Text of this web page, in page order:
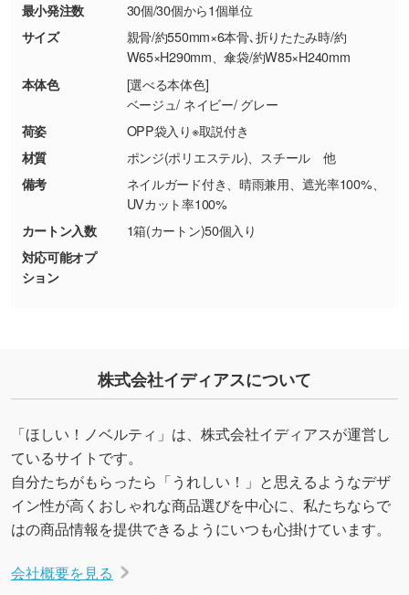
DIC・PANTONEなどのカラーチップの指定や、
現物支給による色指定も承っております。→詳
・背景がある画像からキャラクター部分だけを
使いたいです
シンプルな背景のデータや、使いたいキャラク
ター部分の輪郭がはっきりしているデータは切
り抜き処理が可能です。→詳しく見る
・持っているデータの背景が足りない／塗り足
しの作り方が分からない
印刷したいデータが印刷範囲よりも小さい場
・デザインにQRコードを入れたい／QRコード
を生成してほしい
URLをご指定いただければ、QRコードを生成
いたします。配置のご相談にも応じています。
→詳しく見る
・お客様の元で商品を加工された場合、または
商品が破損した場合
・商品到着後7日以上経過している場合
・お客様のご都合による返品・交換依頼(商
品・色・数量などの注文間違い等)
最小発注数
30個/30個から1個単位
サイズ
親骨/約550mm×6本骨､折りたたみ時/約
W65×H290mm、傘袋/約W85×H240mm
本体色
[選べる本体色]
ベージュ/ ネイビー/ グレー
荷姿
OPP袋入り※取説付き
材質
ポンジ(ポリエステル)、スチール 他
備考
ネイルガード付き、晴雨兼用、遮光率100%、
UVカット率100%
カートン入数
1箱(カートン)50個入り
対応可能オプ
ション
株式会社イディアスについて
「ほしい！ノベルティ」は、株式会社イディアスが運営し
ているサイトです。
自分たちがもらったら「うれしい！」と思えるようなデザ
イン性が高くおしゃれな商品選びを中心に、私たちならで
はの商品情報を提供できるようにいつも心掛けています。
会社概要を見る